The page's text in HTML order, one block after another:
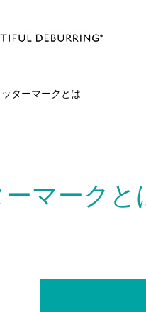
ッターマークとは
マークと